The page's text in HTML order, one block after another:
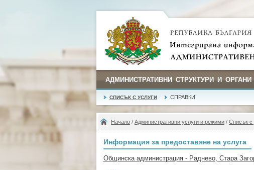
АДМИНИСТРАТИВНИ СТРУКТУРИ И
СПИСЪК С УСЛУГИ СПРАВКИ
Начало / Административни услуги и режими / Списък с
Информация за предоставяне на услуга
Общинска администрация - Раднево, Стара